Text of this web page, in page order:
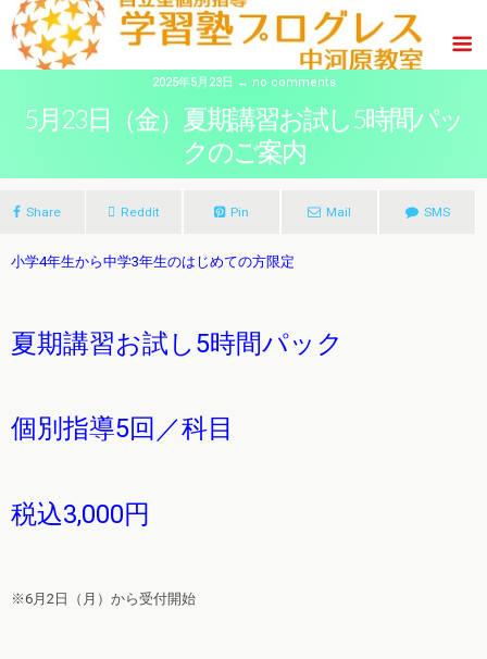
2025年5月23日 ↔ no comments
5月23日（金）夏期講習お試し5時間パッ
クのご案内
Share Reddit Pin Mail SMS
小学4年生から中学3年生のはじめての方限定
夏期講習お試し5時間パック
個別指導5回／科目
税込3,000円
※6月2日（月）から受付開始